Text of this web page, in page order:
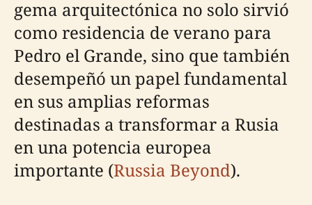
gema arquitectónica no solo sirvió
como residencia de verano para
Pedro el Grande, sino que también
desempeñó un papel fundamental
en sus amplias reformas
destinadas a transformar a Rusia
en una potencia europea
importante (Russia Beyond).